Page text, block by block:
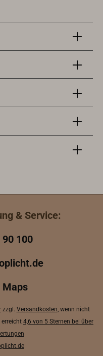
& Service:
100
Maps
zzgl. Versandkosten, wenn nicht
erreicht 4,6 von 5 Sternen bei über